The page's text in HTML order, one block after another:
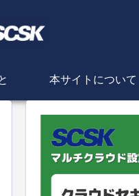
本サイトについて